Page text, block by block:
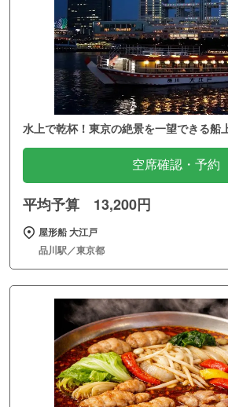
水上で乾杯！東京の絶景を一望できる船
空席確認・予約
平均予算 13,200円
屋形船 大江戸
品川駅／東京都